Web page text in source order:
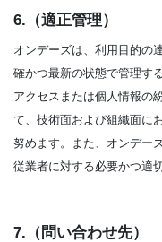
6.（適正管理）
オンデーズは、利用目的の
確かつ最新の状態で管理す
アクセスまたは個人情報の
て、技術面および組織面に
努めます。また、オンデー
従業者に対する必要かつ適
7.（問い合わせ先）